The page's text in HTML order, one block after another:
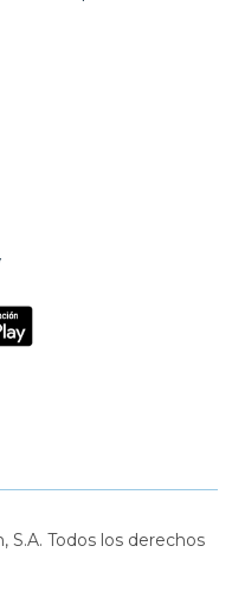
S.A. Todos los derechos